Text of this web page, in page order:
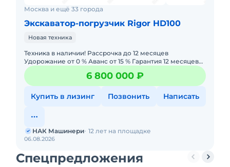
Москва и ещё 33 города
Экскаватор-погрузчик Rigor HD100
Новая техника
Техника в наличии! Рассрочка до 12 месяцев
Удорожание от 0 % Аванс от 15 % Гарантия 12 месяцев
или 2000 моточасов. Лизинг с авансом 0% —
минимальный пакет6 800 000 ₽
Купить в лизинг Позвонить Написать
06.08.2026
НАК Машинери 12 лет на площадке
Спецпредложения